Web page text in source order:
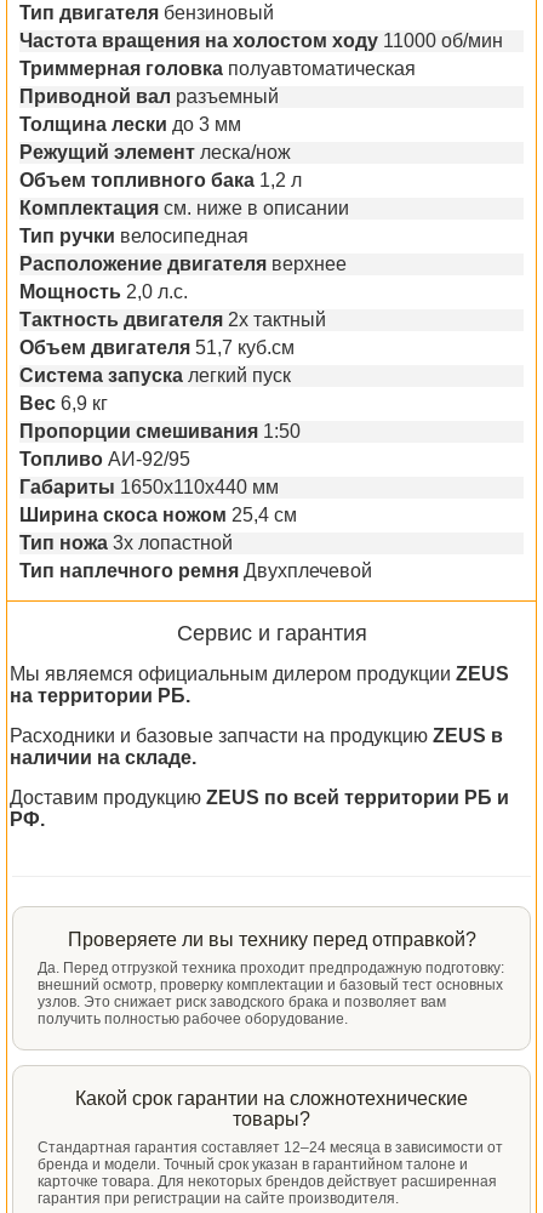
Тип двигателя бензиновый
Частота вращения на холостом ходу 11000 об/мин
Триммерная головка полуавтоматическая
Приводной вал разъемный
Толщина лески до 3 мм
Режущий элемент леска/нож
Объем топливного бака 1,2 л
Комплектация см. ниже в описании
Тип ручки велосипедная
Расположение двигателя верхнее
Мощность 2,0 л.c.
Тактность двигателя 2х тактный
Объем двигателя 51,7 куб.см
Система запуска легкий пуск
Вес 6,9 кг
Пропорции смешивания 1:50
Топливо АИ-92/95
Габариты 1650x110x440 мм
Ширина скоса ножом 25,4 см
Тип ножа 3х лопастной
Тип наплечного ремня Двухплечевой
Сервис и гарантия
Мы являемся официальным дилером продукции ZEUS
на территории РБ.
Расходники и базовые запчасти на продукцию ZEUS в
наличии на складе.
Доставим продукцию ZEUS по всей территории РБ и
РФ.
Проверяете ли вы технику перед отправкой?
Да. Перед отгрузкой техника проходит предпродажную подготовку:
внешний осмотр, проверку комплектации и базовый тест основных
узлов. Это снижает риск заводского брака и позволяет вам
получить полностью рабочее оборудование.
Какой срок гарантии на сложнотехнические
товары?
Стандартная гарантия составляет 12–24 месяца в зависимости от
бренда и модели. Точный срок указан в гарантийном талоне и
карточке товара. Для некоторых брендов действует расширенная
гарантия при регистрации на сайте производителя.